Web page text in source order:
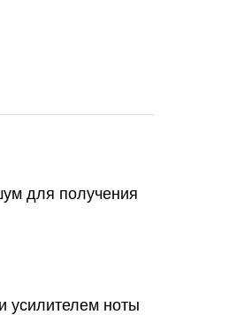
для получения
усилителем ноты